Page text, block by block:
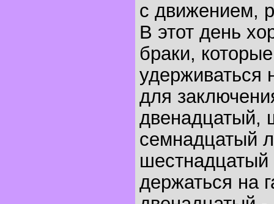
с движением,
В этот день
браки,
для
двенадцатый,
семнадцатый
шестнадцатый
держаться на